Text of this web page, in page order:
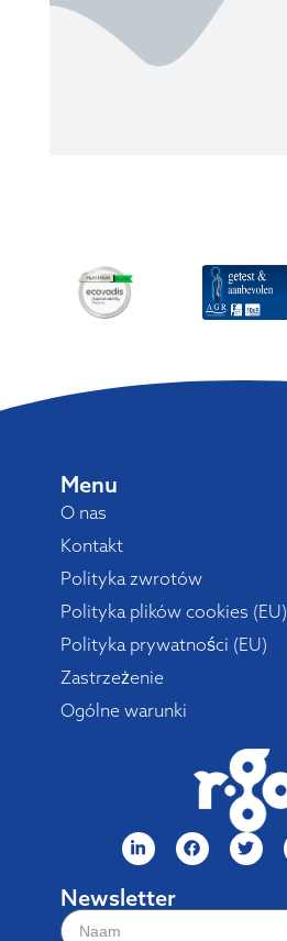
Menu
O nas
Kontakt
Polityka zwrotów
Polityka plików cookies (EU)
Polityka prywatności (EU)
Zastrzeżenie
Ogólne warunki
Newsletter